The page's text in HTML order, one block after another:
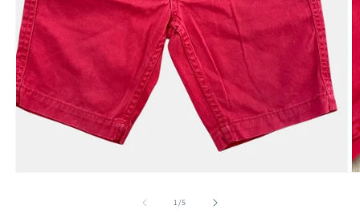
1/de
5